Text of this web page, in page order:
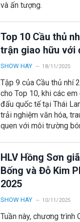
và ấn tượng.
Top 10 Cầu thủ
trận giao hữu với
SHOW HAY 18/11/2025
Tập 9 của Cầu thủ nhí
cho Top 10, khi các
đấu quốc tế tại Thái
trải nghiệm văn hóa,
quen với môi trường
HLV Hồng Sơn
Bống và Đỗ Kim
2025
SHOW HAY 10/11/2025
Tuần này, chương trình